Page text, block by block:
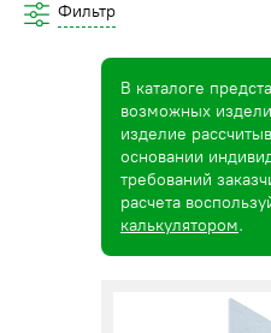
Фильтр
В каталоге
возможных
изделие
основании
требований
расчета
калькулятором.